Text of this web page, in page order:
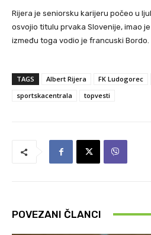
Rijera je seniorsku karijeru počeo u
osvojio titulu prvaka Slovenije, imao
između toga vodio je francuski Bordo.
TAGS Albert Rijera FK Ludogorec
sportskacentrala
topvesti
POVEZANI ČLANCI